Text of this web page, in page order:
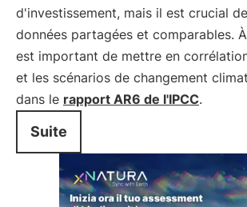
d'investissement, mais il est crucial
données partagées et comparables.
est important de mettre en
et les scénarios de changement
dans le rapport AR6 de l'IPCC.
Suite